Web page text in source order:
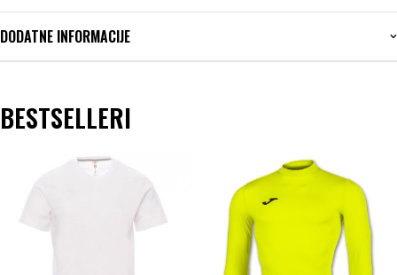
DODATNE INFORMACIJE
BESTSELLERI